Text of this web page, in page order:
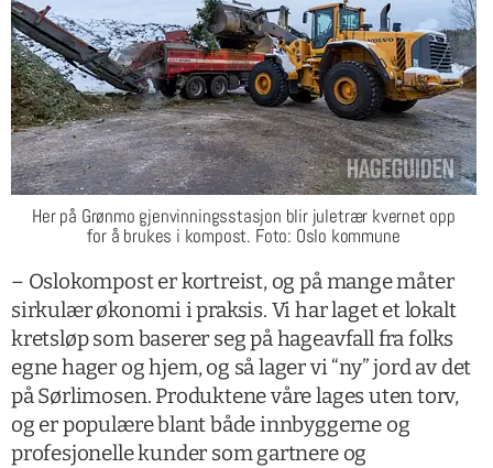
Her på Grønmo gjenvinningsstasjon blir juletrær kvernet opp
for å brukes i kompost. Foto: Oslo kommune
– Oslokompost er kortreist, og på mange måter
sirkulær økonomi i praksis. Vi har laget et lokalt
kretsløp som baserer seg på hageavfall fra folks
egne hager og hjem, og så lager vi “ny” jord av det
på Sørlimosen. Produktene våre lages uten torv,
og er populære blant både innbyggerne og
profesjonelle kunder som gartnere og